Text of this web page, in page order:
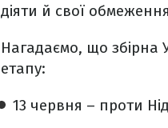
діяти й свої
Нагадаємо, що збірна
етапу:
13 червня – проти